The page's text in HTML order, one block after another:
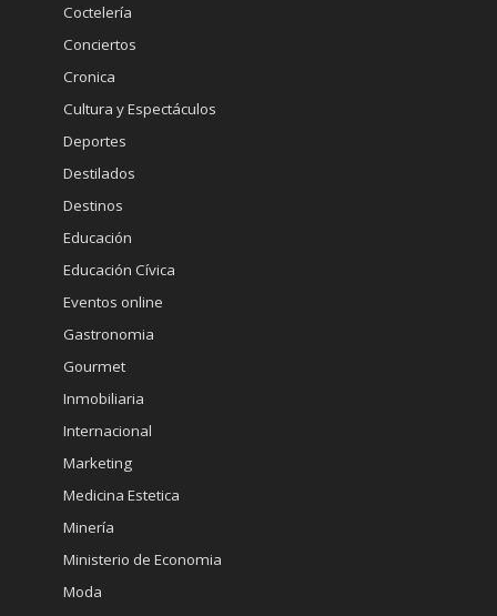
Coctelería
Conciertos
Cronica
Cultura y Espectáculos
Deportes
Destilados
Destinos
Educación
Educación Cívica
Eventos online
Gastronomia
Gourmet
Inmobiliaria
Internacional
Marketing
Medicina Estetica
Minería
Ministerio de Economia
Moda